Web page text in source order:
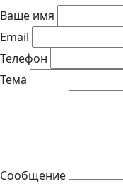
Ваше имя
Email
Телефон
Тема
Сообщение